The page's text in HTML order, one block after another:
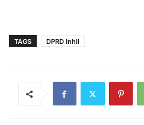
TAGS DPRD Inhil